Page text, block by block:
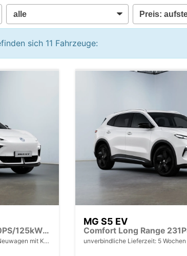
sich 11 Fahrzeuge:
Comfort Standard Range 170PS/125kW 49kWh 2025 | +7-Jahre/150.000km Werksgarantie
mit Kurzzeitzulassung
MG S5 EV
unverbindliche Lieferzeit: 5 Wochen